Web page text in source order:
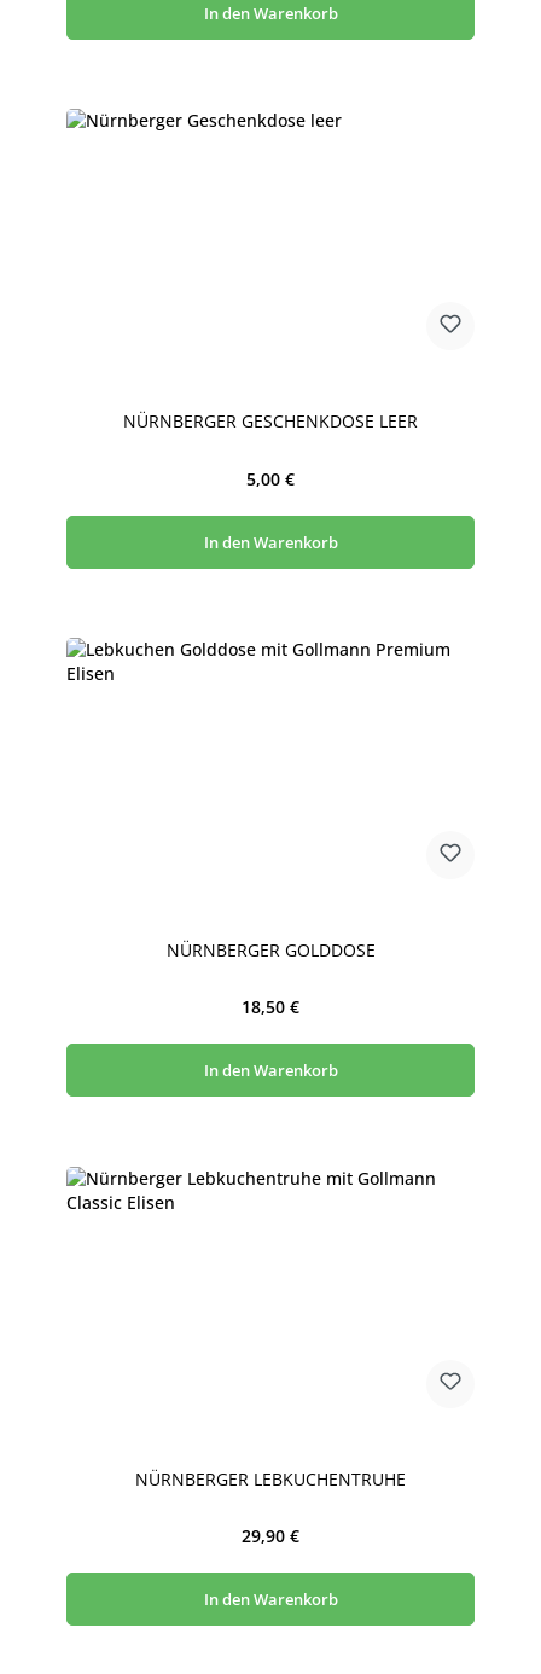
In den Warenkorb
NÜRNBERGER GESCHENKDOSE LEER
Regulärer Preis:
5,00 €
In den Warenkorb
NÜRNBERGER GOLDDOSE
Regulärer Preis:
18,50 €
In den Warenkorb
NÜRNBERGER LEBKUCHENTRUHE
Regulärer Preis:
29,90 €
In den Warenkorb